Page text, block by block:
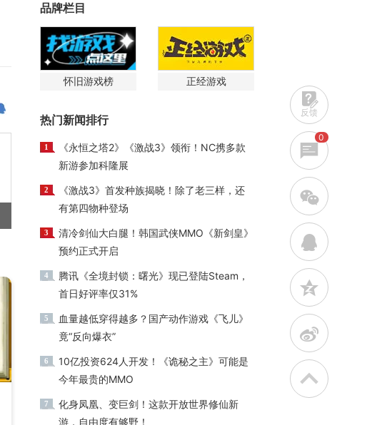
品牌栏目
怀旧游戏榜 正经游戏
热门新闻排行
1
《永恒之塔2》《激战3》领衔！NC携多款
新游参加科隆展
2
《激战3》首发种族揭晓！除了老三样，还
有第四物种登场
3
清冷剑仙大白腿！韩国武侠MMO《新剑皇》
预约正式开启
4
腾讯《全境封锁：曙光》现已登陆Steam，
首日好评率仅31%
5
血量越低穿得越多？国产动作游戏《飞儿》
竟“反向爆衣”
6
10亿投资624人开发！《诡秘之主》可能是
今年最贵的MMO
7
化身凤凰、变巨剑！这款开放世界修仙新
游，自由度有够野！
反馈
0
w
q
z
t